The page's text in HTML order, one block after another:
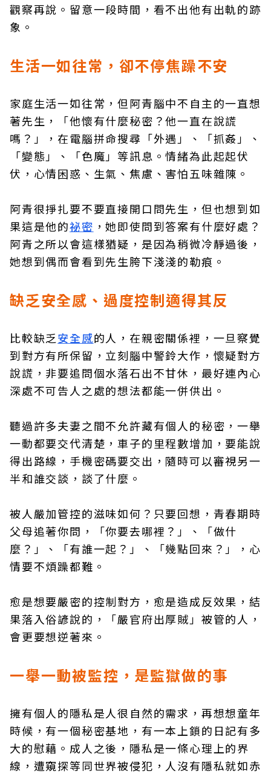
觀察再說。留意一段時間，看不出他有出軌的跡
象。
生活一如往常，卻不停焦躁不安
家庭生活一如往常，但阿青腦中不自主的一直想
著先生，「他懷有什麼秘密？他一直在說謊
嗎？」，在電腦拼命搜尋「外遇」、「抓姦」、
「變態」、「色魔」等訊息。情緒為此起起伏
伏，心情困惑、生氣、焦慮、害怕五味雜陳。
阿青很掙扎要不要直接開口問先生，但也想到如
果這是他的祕密 ，她即使問到答案有什麼好處？
阿青之所以會這樣猶疑，是因為稍微冷靜過後，
她想到偶而會看到先生胯下淺淺的勒痕。
缺乏安全感、過度控制適得其反
比較缺乏安全感的人，在親密關係裡，一旦察覺
到對方有所保留，立刻腦中警鈴大作，懷疑對方
說謊，非要追問個水落石出不甘休，最好連內心
深處不可告人之處的想法都能一併供出。
聽過許多夫妻之間不允許藏有個人的秘密，一舉
一動都要交代清楚，車子的里程數增加，要能說
得出路線，手機密碼要交出，隨時可以審視另一
半和誰交談，談了什麼。
被人嚴加管控的滋味如何？只要回想，青春期時
父母追著你問，「你要去哪裡？」、「做什
麼？」、「有誰一起？」、「幾點回來？」，心
情要不煩躁都難。
愈是想要嚴密的控制對方，愈是造成反效果，結
果落入俗諺說的，「嚴官府出厚賊」被管的人，
會更要想逆著來。
一舉一動被監控，是監獄做的事
擁有個人的隱私是人很自然的需求，再想想童年
時候，有一個秘密基地，有一本上鎖的日記有多
大的慰藉。成人之後，隱私是一條心理上的界
線，遭窺探等同世界被侵犯，人沒有隱私就如赤